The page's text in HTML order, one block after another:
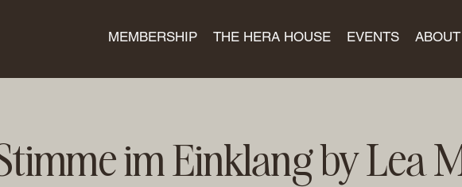
MEMBERSHIP THE HERA HOUSE EVENTS ABOUT
im Einklang by Lea